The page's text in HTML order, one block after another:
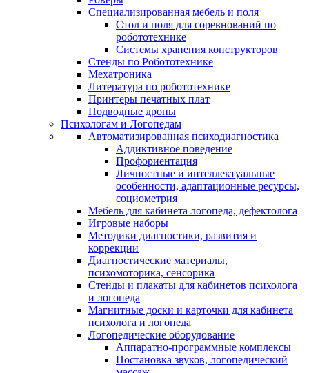
Специализированная мебель и поля
Стол и поля для соревнований по
робототехнике
Системы хранения конструкторов
Стенды по Робототехнике
Мехатроника
Литература по робототехнике
Принтеры печатных плат
Подводные дроны
Психологам и Логопедам
Автоматизированная психодиагностика
Аддиктивное поведение
Профориентация
Личностные и интеллектуальные
особенности, адаптационные ресурсы,
социометрия
Мебель для кабинета логопеда, дефектолога
Игровые наборы
Методики диагностики, развития и
коррекции
Диагностические материалы,
психомоторика, сенсорика
Стенды и плакаты для кабинетов психолога
и логопеда
Магнитные доски и карточки для кабинета
психолога и логопеда
Логопедические оборудование
Аппаратно-программные комплексы
Постановка звуков, логопедический